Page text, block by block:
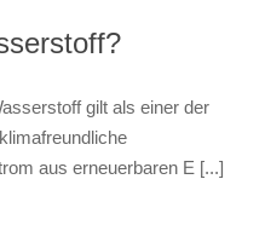
gilt als einer der
aus erneuerbaren E [...]